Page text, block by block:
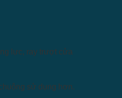
lực, ray trượt cửa
sử dụng hơn.